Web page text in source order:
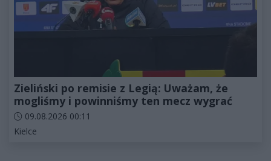
Zieliński po remisie z Legią: Uważam, że
mogliśmy i powinniśmy ten mecz wygrać
Data dodania artykułu:
09.08.2026 00:11
Kategorie artykułu:
Kielce